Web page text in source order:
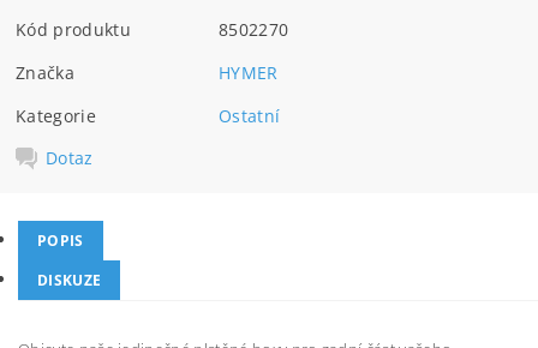
Kód produktu
8502270
Značka
HYMER
Kategorie
Ostatní
Dotaz
POPIS
DISKUZE